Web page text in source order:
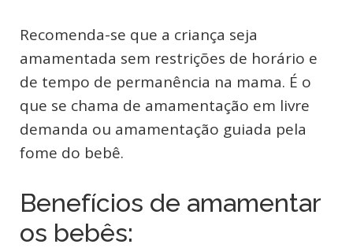
Recomenda-se que a criança seja
amamentada sem restrições de horário e
de tempo de permanência na mama. É o
que se chama de amamentação em livre
demanda ou amamentação guiada pela
fome do bebê.
Benefícios de amamentar
os bebês: